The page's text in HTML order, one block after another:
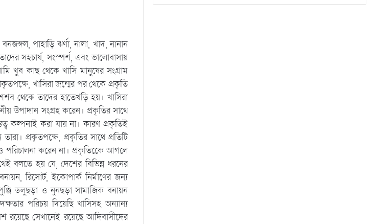
পাহাড়ি ঝর্ণা, নালা, খাদ, নানান
সহচার্য, সংস্পর্শ, এবং ভালোবাসায়
খুব কাছ থেকে খাসি মানুষের সংগ্রাম
খাসিরা জন্মের পর থেকে প্রকৃতি
থেকে তাদের হাতেখড়ি হয়। খাসিরা
উপাদান সংগ্রহ করেন। প্রকৃতির সাথে
কল্পনাই করা যায় না। কারণ প্রকৃতিই
প্রকৃতপক্ষে, প্রকৃতির সাথে প্রতিটি
করেন না। প্রকৃতিকেে আগলে
বলতে হয় যে, দেশের বিভিন্ন ধরনের
রিসোর্ট, ইকোপার্ক নির্মাণের জন্য
ডলুছড়া ও নুনছড়া সামাজিক বনায়ন
পরিচয় দিয়েছি খাসিসহ অন্যান্য
সেখানেই রয়েছে আদিবাসীদের